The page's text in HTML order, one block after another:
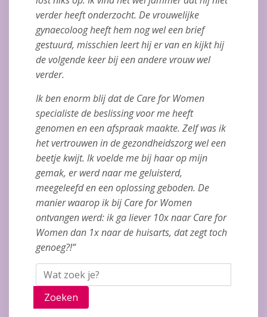
verder heeft onderzocht. De vrouwelijke
gynaecoloog heeft hem nog wel een brief
gestuurd, misschien leert hij er van en kijkt hij
de volgende keer bij een andere vrouw wel
verder.
Ik ben enorm blij dat de Care for Women
specialiste de beslissing voor me heeft
genomen en een afspraak maakte. Zelf was ik
het vertrouwen in de gezondheidszorg wel een
beetje kwijt. Ik voelde me bij haar op mijn
gemak, er werd naar me geluisterd,
meegeleefd en een oplossing geboden. De
manier waarop ik bij Care for Women
ontvangen werd: ik ga liever 10x naar Care for
Women dan 1x naar de huisarts, dat zegt toch
genoeg?!”
Zoeken